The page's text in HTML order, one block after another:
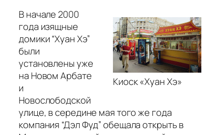
Киоск «Хуан Хэ»
В начале 2000
года изящные
домики “Хуан Хэ”
были
установлены уже
на Новом Арбате
и
Новослободской
улице, в середине мая того же года
компания “Дэл Фуд” обещала открыть в